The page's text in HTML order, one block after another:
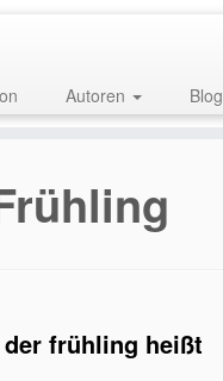
Autoren Blog
frühling heißt